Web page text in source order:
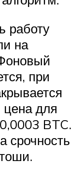
работу
на
при
для
BTC.
срочность